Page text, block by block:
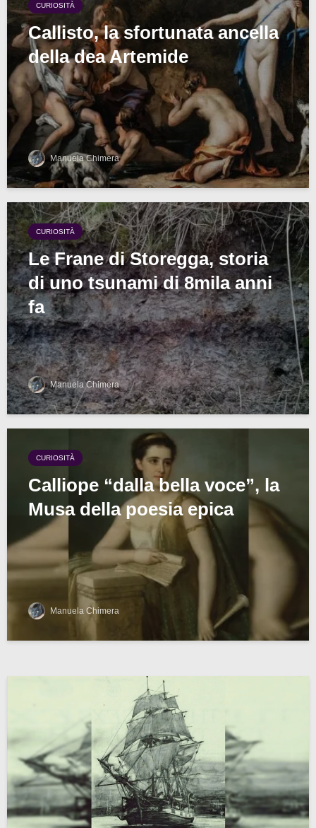
CURIOSITÀ
Callisto, la sfortunata ancella
della dea Artemide
Manuela Chimera
CURIOSITÀ
Le Frane di Storegga, storia
di uno tsunami di 8mila anni
fa
Manuela Chimera
CURIOSITÀ
Calliope “dalla bella voce”, la
Musa della poesia epica
Manuela Chimera